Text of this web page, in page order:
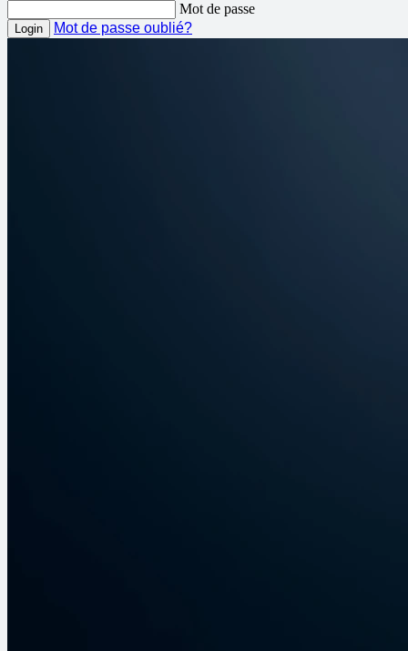
Mot de passe
Mot de passe oublié?